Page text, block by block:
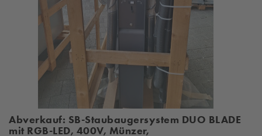
Abverkauf: SB-Staubaugersystem DUO BLADE
mit RGB-LED, 400V, Münzer,